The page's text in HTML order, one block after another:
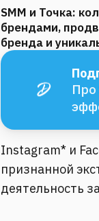
SMM и Точка:
брендами,
бренда и
Про
Instagram* и
признанной
деятельность